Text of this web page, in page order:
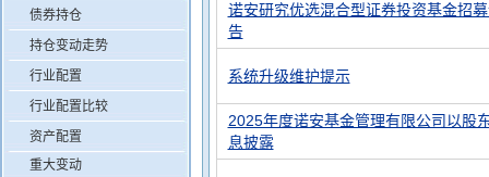
债券持仓
持仓变动走势
行业配置
行业配置比较
资产配置
重大变动
诺安研究优选混合型证券投资基金招
告
系统升级维护提示
2025年度诺安基金管理有限公司以股
息披露